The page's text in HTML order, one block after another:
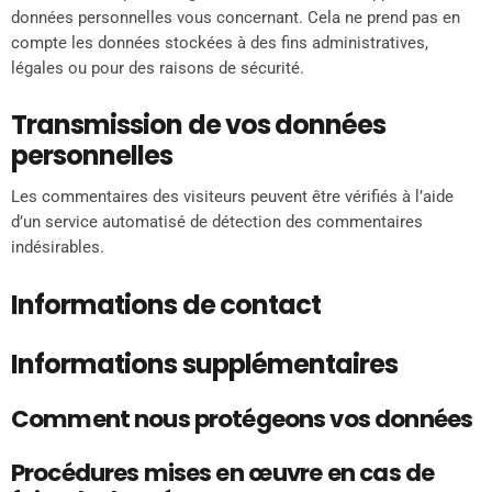
données personnelles vous concernant. Cela ne prend pas en
compte les données stockées à des fins administratives,
légales ou pour des raisons de sécurité.
Transmission de vos données
personnelles
Les commentaires des visiteurs peuvent être vérifiés à l’aide
d’un service automatisé de détection des commentaires
indésirables.
Informations de contact
Informations supplémentaires
Comment nous protégeons vos données
Procédures mises en œuvre en cas de